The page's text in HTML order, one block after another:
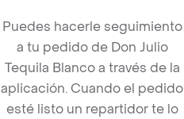
Puedes hacerle seguimiento
a tu pedido de Don Julio
Tequila Blanco a través de la
aplicación. Cuando el pedido
esté listo un repartidor te lo